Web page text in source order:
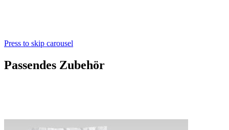
Press to skip carousel
Passendes Zubehör